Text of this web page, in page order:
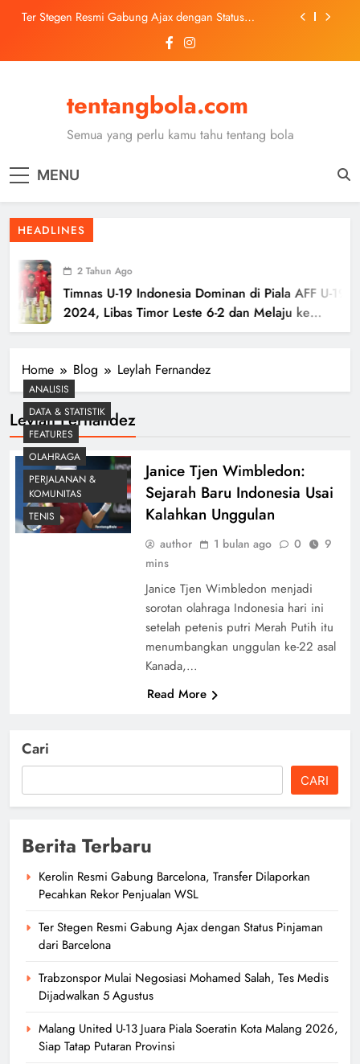
SkipTer Stegen Resmi Gabung Ajax dengan Status
Trabzonspor Mulai Negosiasi Mohamed Salah, Tes
Medis Dijadwalkan 5 Agustus
2026, Siap Tatap Putaran Provinsi
Kerolin Resmi Gabung Barcelona, Transfer
Dilaporkan Pecahkan Rekor Penjualan WSL
Pinjaman dari Barcelona
Trabzonspor Mulai Negosiasi Mohamed Salah, Tes
Medis Dijadwalkan 5 Agustus
Malang United U-13 Juara Piala Soeratin Kota Malang
2026, Siap Tatap Putaran Provinsi
tentangbola.com
Semua yang perlu kamu tahu tentang bola
MENU
HEADLINES
2 Tahun Ago
Timnas U-19 Indonesia Dominan di Piala AFF U-19
2024, Libas Timor Leste 6-2 dan Melaju ke
Semifinal
Home Blog Leylah Fernandez
Leylah Fernandez
ANALISIS
DATA & STATISTIK
FEATURES
OLAHRAGA
PERJALANAN &
KOMUNITAS
TENIS
Janice Tjen Wimbledon:
Sejarah Baru Indonesia Usai
Kalahkan Unggulan
author 1 bulan ago 0
9
mins
Janice Tjen Wimbledon menjadi
sorotan olahraga Indonesia hari ini
setelah petenis putri Merah Putih itu
menumbangkan unggulan ke-22 asal
Kanada,…
Read More
Cari
CARI
Berita Terbaru
Kerolin Resmi Gabung Barcelona, Transfer Dilaporkan
Pecahkan Rekor Penjualan WSL
Ter Stegen Resmi Gabung Ajax dengan Status Pinjaman
dari Barcelona
Trabzonspor Mulai Negosiasi Mohamed Salah, Tes Medis
Dijadwalkan 5 Agustus
Malang United U-13 Juara Piala Soeratin Kota Malang 2026,
Siap Tatap Putaran Provinsi